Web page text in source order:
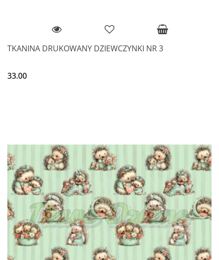
TKANINA DRUKOWANY DZIEWCZYNKI NR 3
33.00